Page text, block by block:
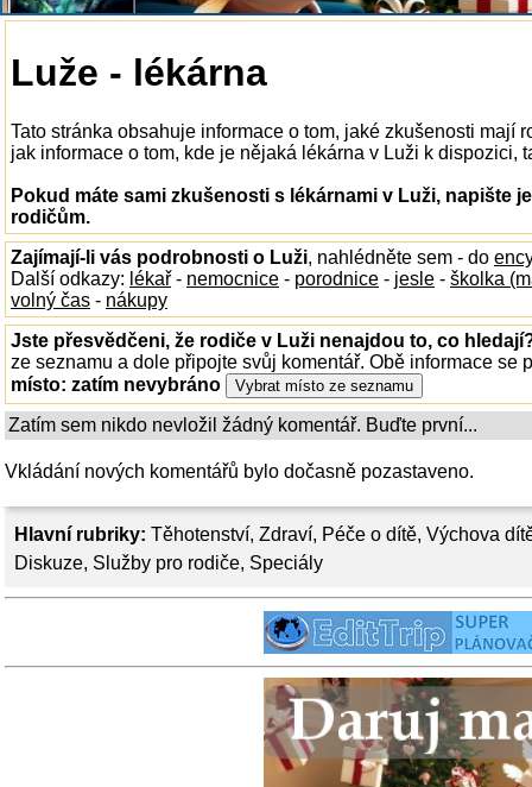
Hlavní rubriky: Těhotenství, Zdraví, Péče o dítě, Výchova
Diskuze, Služby pro rodiče, Speciály
Luže - lékárna
Tato stránka obsahuje informace o tom, jaké zkušenosti mají
jak informace o tom, kde je nějaká lékárna v Luži k dispozici,
Pokud máte sami zkušenosti s lékárnami v Luži, napište
rodičům.
Zajímají-li vás podrobnosti o Luži, nahlédněte sem - do
Další odkazy: lékař - nemocnice - porodnice - jesle - školka
volný čas - nákupy
Jste přesvědčeni, že rodiče v Luži nenajdou to, co
ze seznamu a dole připojte svůj komentář. Obě informace se
místo: zatím nevybráno
Zatím sem nikdo nevložil žádný komentář. Buďte první...
Vkládání nových komentářů bylo dočasně pozastaveno.